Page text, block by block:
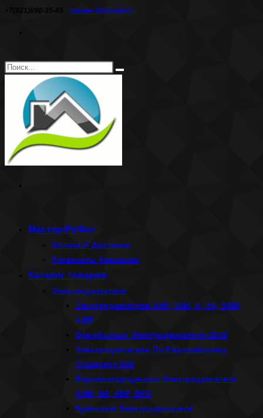
Перейти
+7(921)890-35-85 master-fit@mail.ru
Поиск
сайте
Искать
Мастер-РеФит
Оплата И Доставка
Реквизиты Компании
Каталог товаров
Электродвигатели
Электродвигатели АИР, 5АИ, А, 5А, 5АМ,
АДМ
Однофазные Электродвигатели 220В
Электродвигатели По Европейскому
Стандарту DIN
Взрывозащищенные Электродвигатели
АИМ, ВА, 4ВР, ВРА
Крановые Электродвигатели